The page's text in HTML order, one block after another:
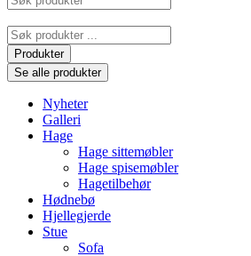
produkter
Search
...Produkter
Se alle produkter
Nyheter
Galleri
Hage
Hage sittemøbler
Hage spisemøbler
Hagetilbehør
Hødnebø
Hjellegjerde
Stue
Sofa